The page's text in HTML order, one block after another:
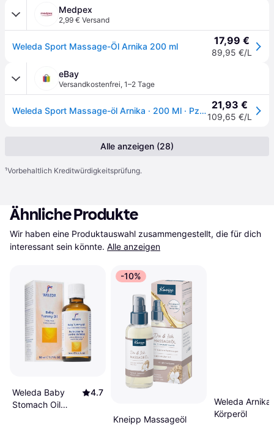
Medpex
2,99 € Versand
Weleda Sport Massage-Öl Arnika 200 ml 17,99 €
89,95 €/L
eBay
Versandkostenfrei, 1–2 Tage
Weleda Sport Massage-öl Arnika · 200 Ml · Pzn 19623519 21,93 €
109,65 €/L
Alle anzeigen (28)
¹Vorbehaltlich Kreditwürdigkeitsprüfung.
Ähnliche Produkte
Wir haben eine Produktauswahl zusammengestellt, die für dich
interessant sein könnte. Alle anzeigen
Weleda Baby
Stomach Oil
4.7
-10%
Kneipp Massageöl
Weleda
Körperöl